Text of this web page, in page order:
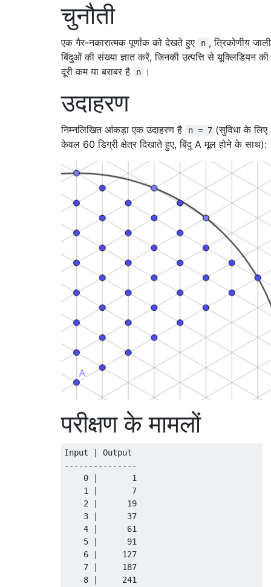
चुनौती
एक गैर-नकारात्मक पूर्णांक को देखते हुए n , त्रिकोणीय जाली
बिंदुओं की संख्या ज्ञात करें, जिनकी उत्पत्ति से यूक्लिडियन की
दूरी कम या बराबर है
n ।
उदाहरण
निम्नलिखित आंकड़ा एक उदाहरण है n = 7 (सुविधा के लिए
केवल 60 डिग्री क्षेत्र दिखाते हुए, बिंदु A मूल होने के साथ):
परीक्षण के मामलों
Input | Output
---------------
    0 |       1
    1 |       7
    2 |      19
    3 |      37
    4 |      61
    5 |      91
    6 |     127
    7 |     187
    8 |     241